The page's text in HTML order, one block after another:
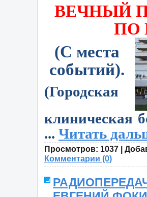
ВЕЧНЫЙ
ПО
(С места
событий).
(Городская
клиническая
... Читать
Просмотров: 1037 |
Комментарии (0)